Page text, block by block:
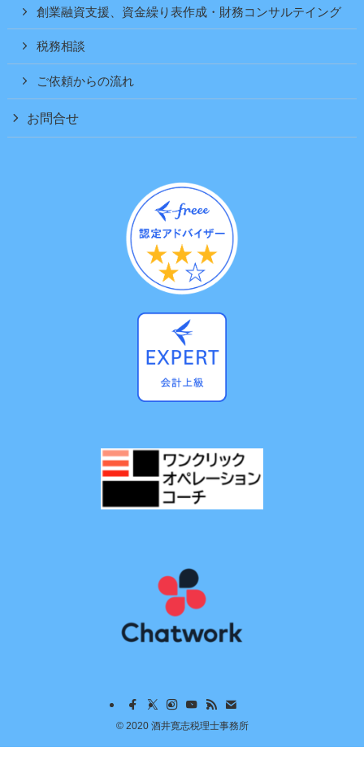
創業融資支援、資金繰り表作成・財務コンサルテイング
税務相談
ご依頼からの流れ
お問合せ
©2020 酒井寛志税理士事務所